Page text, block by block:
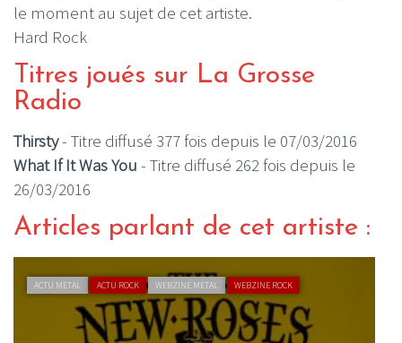
le moment au sujet de cet artiste.
Hard Rock
Titres joués sur La Grosse
Radio
Thirsty- Titre diffusé 377 fois depuis le 07/03/2016
What If It Was You - Titre diffusé 262 fois depuis le
26/03/2016
Articles parlant de cet artiste :
ACTU METAL ACTU ROCK WEBZINE METAL WEBZINE ROCK